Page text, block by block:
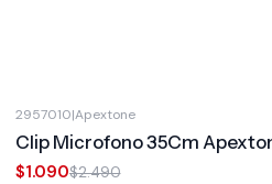
OFF
2957010|Apextone
Clip Microfono 35Cm
$1.090$2.490